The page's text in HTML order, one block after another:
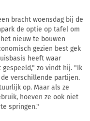
bracht woensdag bij de
de optie op tafel om
nieuw te bouwen
gezien best gek
heeft waar
zo vindt hij. "Ik
verschillende partijen.
op. Maar als ze
hoeven ze ook niet
springen."